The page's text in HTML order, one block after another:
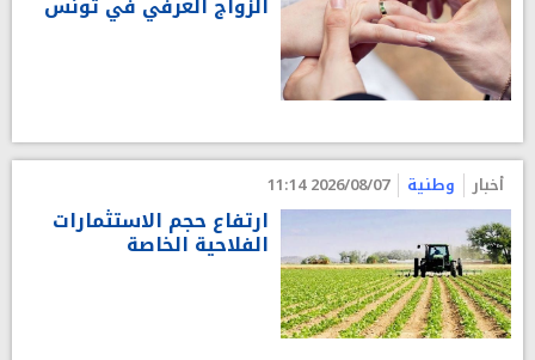
أخبار وطنية 2026/08/07 11:14
ارتفاع حجم الاستثمارات
الفلاحية الخاصة